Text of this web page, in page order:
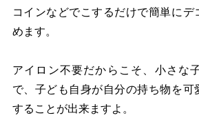
コインなどでこするだけで簡単にデ
めます。
アイロン不要だからこそ、小さな
で、子ども自身が自分の持ち物を可
することが出来ますよ。